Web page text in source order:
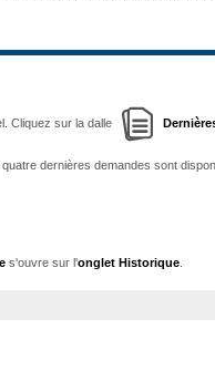
Cliquez sur la dalle
dernières demandes sont
s'ouvre sur l'onglet Historique